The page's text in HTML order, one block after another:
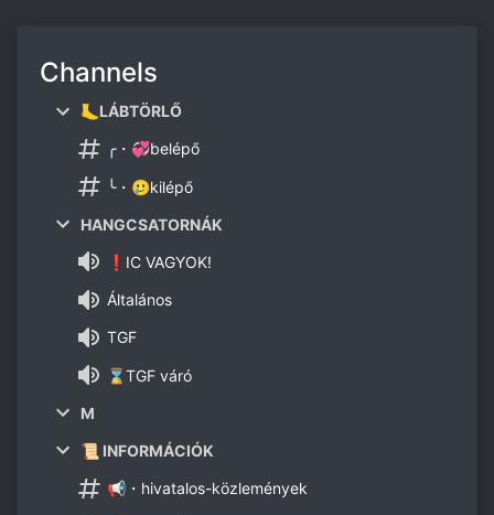
Channels
🦶LÁBTÖRLŐ
╭・💞belépő
╰・🥲kilépő
HANGCSATORNÁK
❗IC VAGYOK!
Általános
TGF
⌛TGF váró
M
📜 INFORMÁCIÓK
📢・hivatalos-közlemények